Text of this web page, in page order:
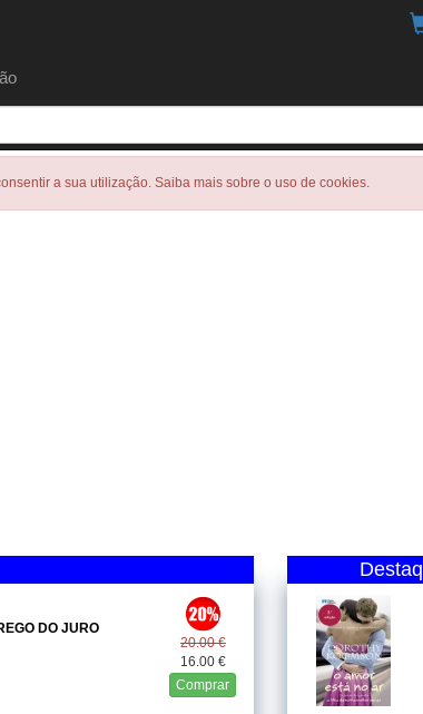
a sua utilização. Saiba mais sobre o uso de cookies.
20.00 €
16.00 €
Comprar
DO JURO